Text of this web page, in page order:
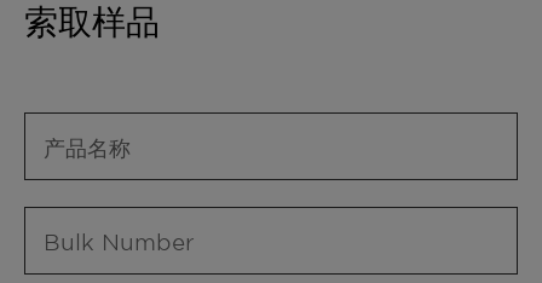
索取样品
产品名称
Bulk Number